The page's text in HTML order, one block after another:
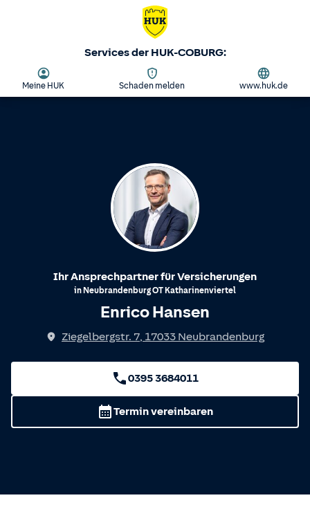
Services der HUK-COBURG:
Meine HUK Schaden melden www.huk.de
Ihr Ansprechpartner für Versicherungen
in NeubrandenburgOT Katharinenviertel
Enrico Hansen
Ziegelbergstr. 7, 17033 Neubrandenburg
0395 3684011
Termin vereinbaren